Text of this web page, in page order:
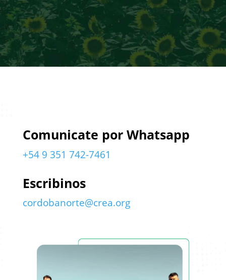
Comunicate por Whatsapp
+54 9 351 742-7461
Escribinos
cordobanorte@crea.org